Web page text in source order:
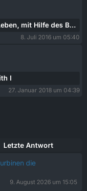
des Bauchgefühls: Praxis IV
8. Juli 2016 um 05:40
I
27. Januar 2018 um 04:39
Letzte Antwort
die
9. August 2026 um 15:05